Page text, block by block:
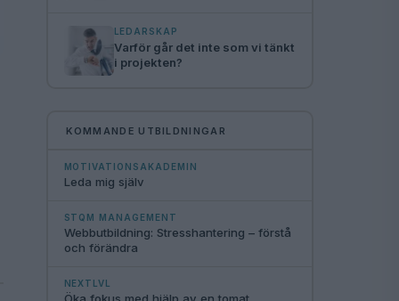
LEDARSKAP
Varför går det inte som vi tänkt
i projekten?
KOMMANDE UTBILDNINGAR
MOTIVATIONSAKADEMIN
Leda mig själv
STQM MANAGEMENT
Webbutbildning: Stresshantering – förstå
och förändra
NEXTLVL